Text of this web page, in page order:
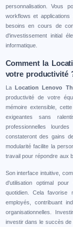
personnalisation. Vous
workflows et
besoins en cours de
d'investissement initial
informatique.
Comment la
votre productivité
La Location Lenovo
productivité de votre
mémoire extensible,
exigeantes sans
professionnelles
constateront des gains
modularité facilite la
travail pour répondre aux
Son interface intuitive,
d'utilisation optimal
quotidien. Cela favorise
employés, contribuant
organisationnelles.
investir dans le succès de